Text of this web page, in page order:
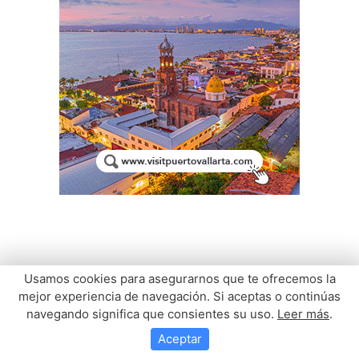
Usamos cookies para asegurarnos que te ofrecemos la
mejor experiencia de navegación. Si aceptas o continúas
navegando significa que consientes su uso. Leer más.
Aceptar